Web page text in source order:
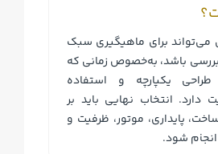
می‌تواند برای ماهیگیری سبک
باشد، به‌خصوص زمانی که
طراحی یکپارچه و استفاده
دارد. انتخاب نهایی باید بر
پایداری، موتور، ظرفیت و
شود.
ن
ت
خ
ا
ب